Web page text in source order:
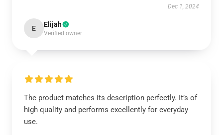
Dec 1, 2024
E Elijah
Verified owner
The product matches its description perfectly. It’s of
high quality and performs excellently for everyday
use.